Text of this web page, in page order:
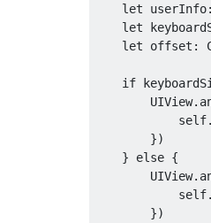
let userInfo:
let
let offset :
if
UIView.
self.
})
}
else {
UIView.
self.
})